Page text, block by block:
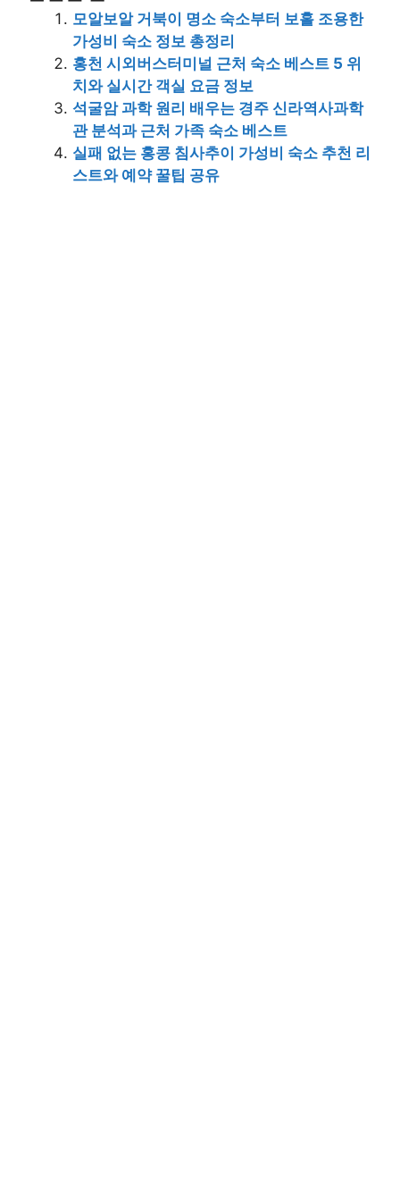
모알보알 거북이 명소 숙소부터 보홀 조용한
가성비 숙소 정보 총정리
홍천 시외버스터미널 근처 숙소 베스트 5 위
치와 실시간 객실 요금 정보
석굴암 과학 원리 배우는 경주 신라역사과학
관 분석과 근처 가족 숙소 베스트
실패 없는 홍콩 침사추이 가성비 숙소 추천 리
스트와 예약 꿀팁 공유